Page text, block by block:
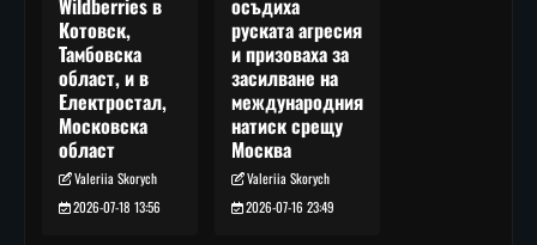
Wildberries в
Котовск,
Тамбовска
област, и в
Електростал,
Московска
област
Valeriia Skorych
2026-07-18 13:56
осъдиха
руската агресия
и призоваха за
засилване на
международния
натиск срещу
Москва
Valeriia Skorych
2026-07-16 23:49